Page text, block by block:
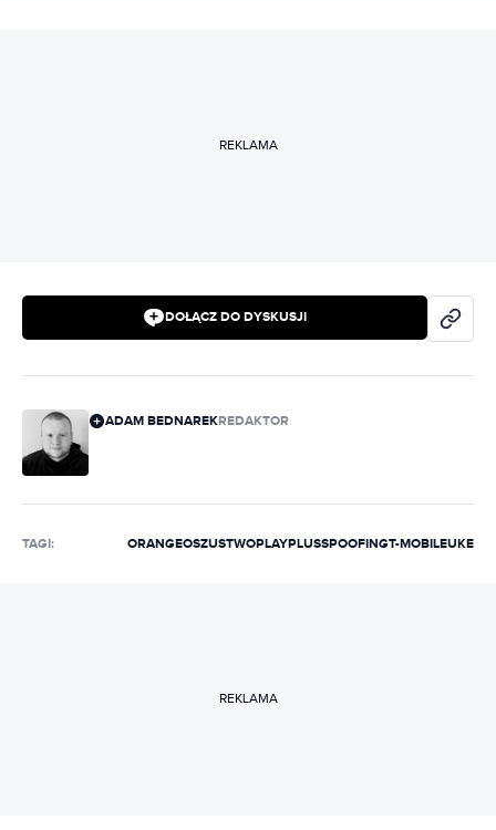
REKLAMA
DOŁĄCZ DO DYSKUSJI
ADAM BEDNAREKREDAKTOR
TAGI: ORANGEOSZUSTWOPLAYPLUSSPOOFINGT-MOBILEUKE
REKLAMA